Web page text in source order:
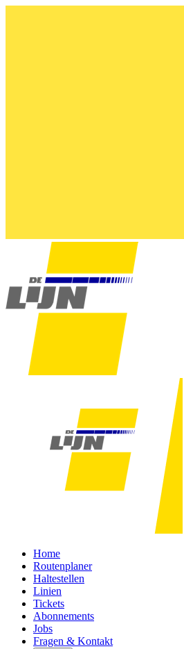
Home
Routenplaner
Haltestellen
Linien
Tickets
Abonnements
Jobs
Fragen & Kontakt